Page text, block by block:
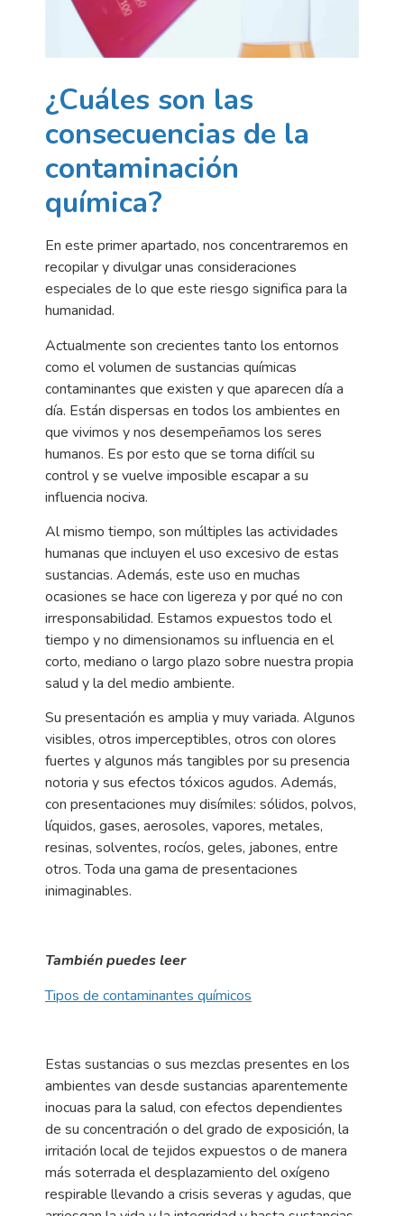
¿Cuáles son las
consecuencias de la
contaminación
química?
En este primer apartado, nos concentraremos en
recopilar y divulgar unas consideraciones
especiales de lo que este riesgo significa para la
humanidad.
Actualmente son crecientes tanto los entornos
como el volumen de sustancias químicas
contaminantes que existen y que aparecen día a
día. Están dispersas en todos los ambientes en
que vivimos y nos desempeñamos los seres
humanos. Es por esto que se torna difícil su
control y se vuelve imposible escapar a su
influencia nociva.
Al mismo tiempo, son múltiples las actividades
humanas que incluyen el uso excesivo de estas
sustancias. Además, este uso en muchas
ocasiones se hace con ligereza y por qué no con
irresponsabilidad. Estamos expuestos todo el
tiempo y no dimensionamos su influencia en el
corto, mediano o largo plazo sobre nuestra propia
salud y la del medio ambiente.
Su presentación es amplia y muy variada. Algunos
visibles, otros imperceptibles, otros con olores
fuertes y algunos más tangibles por su presencia
notoria y sus efectos tóxicos agudos. Además,
con presentaciones muy disímiles: sólidos, polvos,
líquidos, gases, aerosoles, vapores, metales,
resinas, solventes, rocíos, geles, jabones, entre
otros. Toda una gama de presentaciones
inimaginables.
También puedes leer
Tipos de contaminantes químicos
Estas sustancias o sus mezclas presentes en los
ambientes van desde sustancias aparentemente
inocuas para la salud, con efectos dependientes
de su concentración o del grado de exposición, la
irritación local de tejidos expuestos o de manera
más soterrada el desplazamiento del oxígeno
respirable llevando a crisis severas y agudas, que